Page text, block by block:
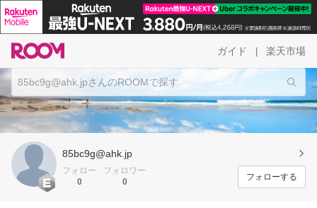
ガイド 楽天市場
85bc9g@ahk.jp
フォロー
0
フォロワー
0
フォローする